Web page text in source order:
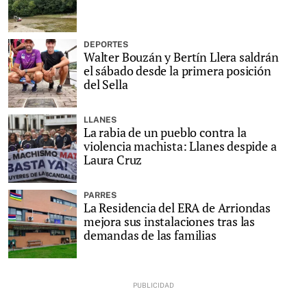
DEPORTES
Walter Bouzán y Bertín Llera saldrán
el sábado desde la primera posición
del Sella
LLANES
La rabia de un pueblo contra la
violencia machista: Llanes despide a
Laura Cruz
PARRES
La Residencia del ERA de Arriondas
mejora sus instalaciones tras las
demandas de las familias